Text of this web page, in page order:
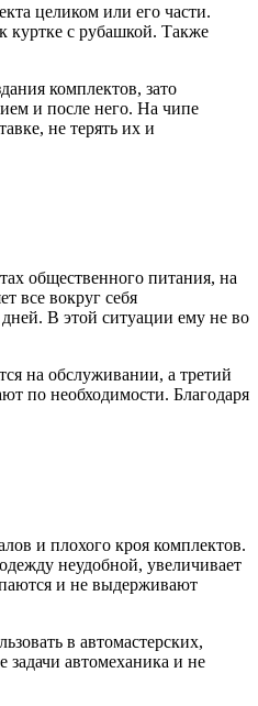
целиком или его части.
куртке с рубашкой. Также
комплектов, зато
и после него. На чипе
не терять их и
общественного питания, на
все вокруг себя
В этой ситуации ему не во
на обслуживании, а третий
по необходимости. Благодаря
и плохого кроя комплектов.
неудобной, увеличивает
и не выдерживают
в автомастерских,
задачи автомеханика и не